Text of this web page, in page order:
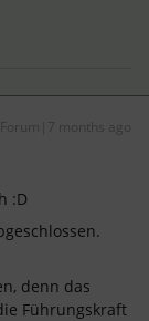
months ago
:D
denn das
Führungskraft